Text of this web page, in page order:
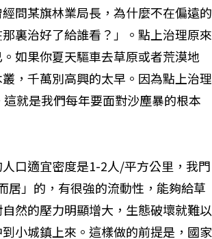
問某旗林業局長，為什麼不在偏遠的
裏治好了給誰看？」。點上治理原來
如果你夏天驅車去草原或者荒漠地
，千萬別高興的太早。因為點上治理
就是我們每年要面對沙塵暴的根本
口適宜密度是1-2人/平方公里，我門
居」的，有很強的流動性，能夠給草
然的壓力明顯增大，生態破壞就難以
小城鎮上來。這樣做的前提是，國家